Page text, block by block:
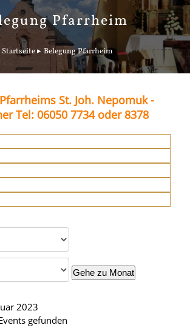
Pfarrheim
Startseite Belegung Pfarrheim
St. Joh. Nepomuk -
Tel: 06050 7734 oder 8378
Gehe zu Monat
2023
gefunden